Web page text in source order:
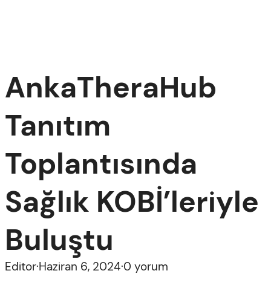
AnkaTheraHub
Tanıtım
Toplantısında
Sağlık KOBİ’leriyle
Buluştu
Editor·Haziran 6, 2024·0 yorum